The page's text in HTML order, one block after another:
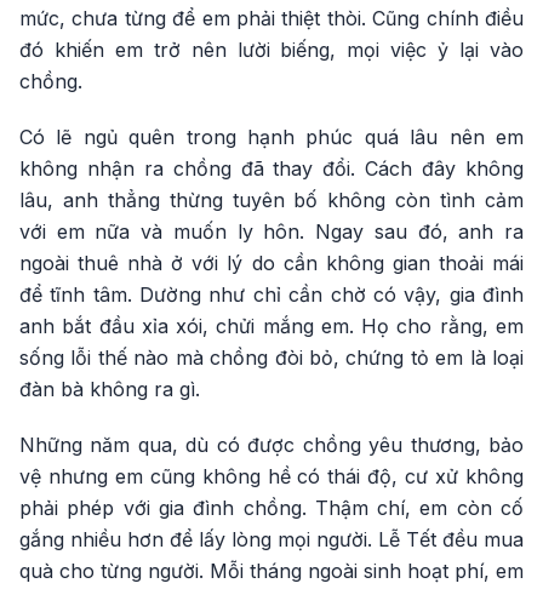
mức, chưa từng để em phải thiệt thòi. Cũng chính điều
đó khiến em trở nên lười biếng, mọi việc ỷ lại vào
chồng.
Có lẽ ngủ quên trong hạnh phúc quá lâu nên em
không nhận ra chồng đã thay đổi. Cách đây không
lâu, anh thẳng thừng tuyên bố không còn tình cảm
với em nữa và muốn ly hôn. Ngay sau đó, anh ra
ngoài thuê nhà ở với lý do cần không gian thoải mái
để tĩnh tâm. Dường như chỉ cần chờ có vậy, gia đình
anh bắt đầu xỉa xói, chửi mắng em. Họ cho rằng, em
sống lỗi thế nào mà chồng đòi bỏ, chứng tỏ em là loại
đàn bà không ra gì.
Những năm qua, dù có được chồng yêu thương, bảo
vệ nhưng em cũng không hề có thái độ, cư xử không
phải phép với gia đình chồng. Thậm chí, em còn cố
gắng nhiều hơn để lấy lòng mọi người. Lễ Tết đều mua
quà cho từng người. Mỗi tháng ngoài sinh hoạt phí, em